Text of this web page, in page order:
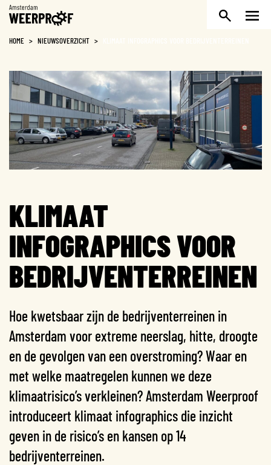
Weerproof
HOME > NIEUWSOVERZICHT >
KLIMAAT
INFOGRAPHICS VOOR
BEDRIJVENTERREINEN
Hoe kwetsbaar zijn de bedrijventerreinen in
Amsterdam voor extreme neerslag, hitte, droogte
en de gevolgen van een overstroming? Waar en
met welke maatregelen kunnen we deze
klimaatrisico’s verkleinen? Amsterdam Weerproof
introduceert klimaat infographics die inzicht
geven in de risico’s en kansen op 14
bedrijventerreinen.